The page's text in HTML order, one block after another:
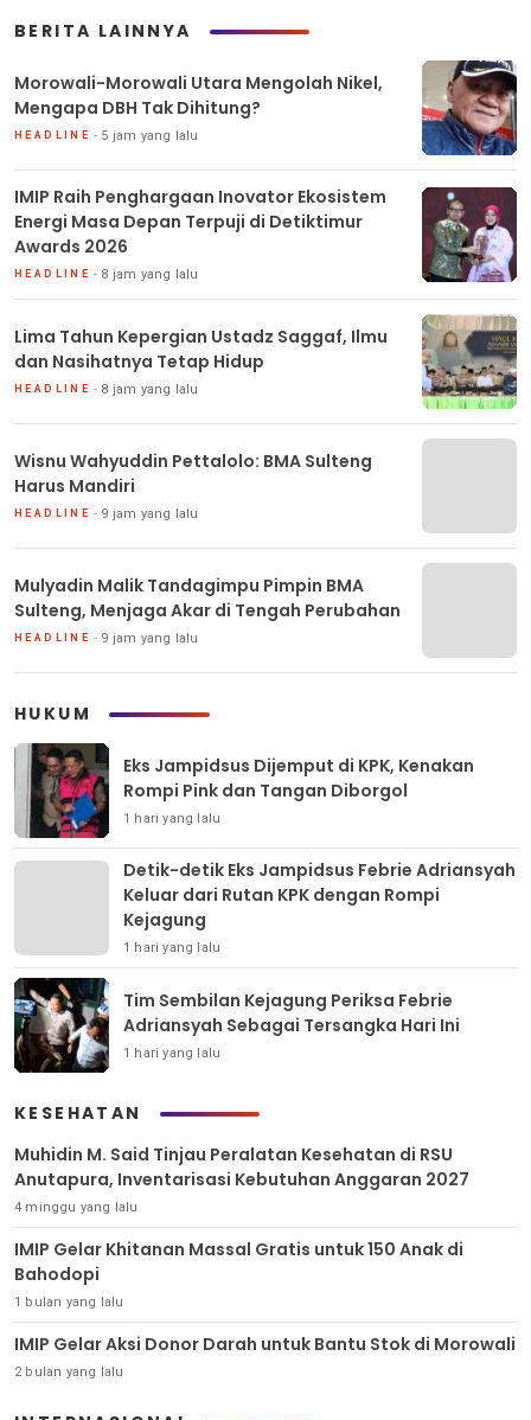
BERITA LAINNYA
Morowali-Morowali Utara Mengolah Nikel,
Mengapa DBH Tak Dihitung?
HEADLINE 5 jam yang lalu
IMIP Raih Penghargaan Inovator Ekosistem
Energi Masa Depan Terpuji di Detiktimur
Awards 2026
HEADLINE 8 jam yang lalu
Lima Tahun Kepergian Ustadz Saggaf, Ilmu
dan Nasihatnya Tetap Hidup
HEADLINE 8 jam yang lalu
Wisnu Wahyuddin Pettalolo: BMA Sulteng
Harus Mandiri
HEADLINE 9 jam yang lalu
Mulyadin Malik Tandagimpu Pimpin BMA
Sulteng, Menjaga Akar di Tengah Perubahan
HEADLINE 9 jam yang lalu
HUKUM
Eks Jampidsus Dijemput di KPK, Kenakan
Rompi Pink dan Tangan Diborgol
1 hari yang lalu
Detik-detik Eks Jampidsus Febrie Adriansyah
Keluar dari Rutan KPK dengan Rompi
Kejagung
1 hari yang lalu
Tim Sembilan Kejagung Periksa Febrie
Adriansyah Sebagai Tersangka Hari Ini
1 hari yang lalu
KESEHATAN
Muhidin M. Said Tinjau Peralatan Kesehatan di RSU
Anutapura, Inventarisasi Kebutuhan Anggaran 2027
4 minggu yang lalu
IMIP Gelar Khitanan Massal Gratis untuk 150 Anak di
Bahodopi
1 bulan yang lalu
IMIP Gelar Aksi Donor Darah untuk Bantu Stok di Morowali
2 bulan yang lalu